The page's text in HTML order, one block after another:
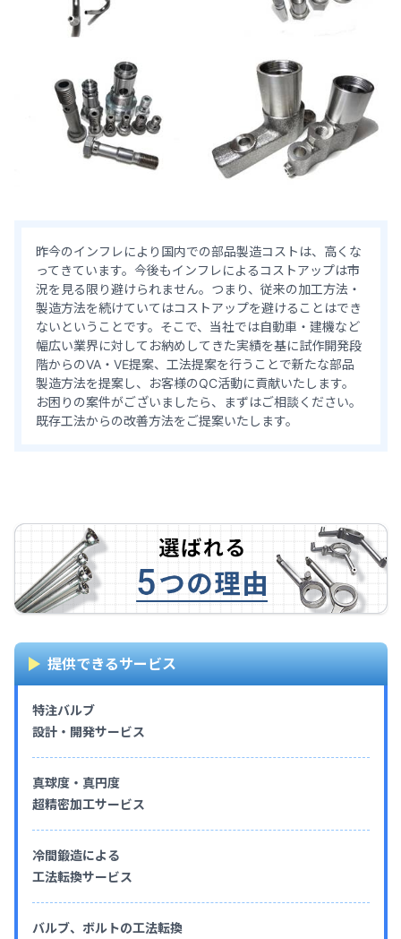
提供できるサービス
特注バルブ
設計・開発サービス
真球度・真円度
超精密加工サービス
冷間鍛造による
工法転換サービス
バルブ、ボルトの工法転換
昨今のインフレにより国内での部品製造コストは、高くな
ってきています。今後もインフレによるコストアップは市
況を見る限り避けられません。つまり、従来の加工方法・
製造方法を続けていてはコストアップを避けることはでき
ないということです。そこで、当社では自動車・建機など
幅広い業界に対してお納めしてきた実績を基に試作開発段
階からのVA・VE提案、工法提案を行うことで新たな部品
製造方法を提案し、お客様のQC活動に貢献いたします。
お困りの案件がございましたら、まずはご相談ください。
既存工法からの改善方法をご提案いたします。